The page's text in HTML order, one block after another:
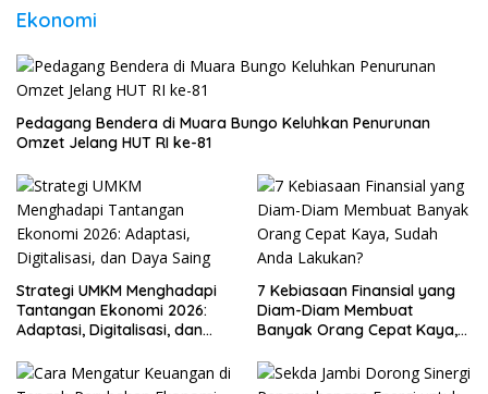
Ekonomi
Pedagang Bendera di Muara Bungo Keluhkan Penurunan
Omzet Jelang HUT RI ke-81
Strategi UMKM Menghadapi
Tantangan Ekonomi 2026:
Adaptasi, Digitalisasi, dan
7 Kebiasaan Finansial yang
Diam-Diam Membuat
Banyak Orang Cepat Kaya,